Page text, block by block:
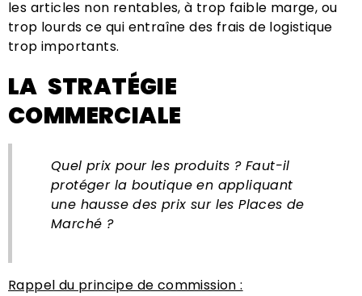
les articles non rentables, à trop faible marge, ou
trop lourds ce qui entraîne des frais de logistique
trop importants.
LA STRATÉGIE
COMMERCIALE
Quel prix pour les produits ? Faut-il
protéger la boutique en appliquant
une hausse des prix sur les Places de
Marché ?
Rappel du principe de commission :